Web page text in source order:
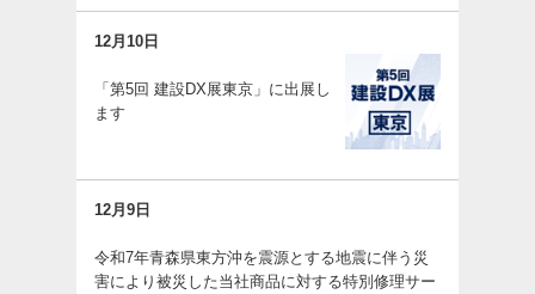
12月10日
「第5回 建設DX展東京」に出展し
ます
12月9日
令和7年青森県東方沖を震源とする地震に伴う災
害により被災した当社商品に対する特別修理サー